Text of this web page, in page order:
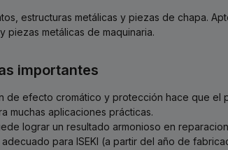
estructuras metálicas y piezas de chapa.
piezas metálicas de maquinaria.
importantes
de efecto cromático y protección hace que el
muchas aplicaciones prácticas.
lograr un resultado armonioso en
para ISEKI (a partir del año de